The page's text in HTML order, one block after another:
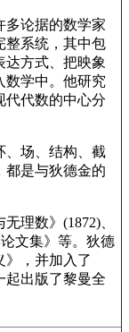
多论据的数学家
整系统，其中包
达方式、把映象
数学中。他研究
代代数的中心分
、场、结构、截
都是与狄德金的
理数》(1872)、
论文集》等。狄德
》，并加入了
起出版了黎曼全